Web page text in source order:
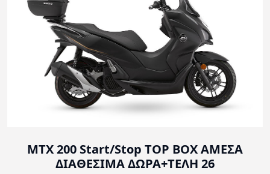
MTX 200 Start/Stop TOP BOX ΑΜΕΣΑ
ΔΙΑΘΕΣΙΜΑ ΔΩΡΑ+ΤΕΛΗ 26